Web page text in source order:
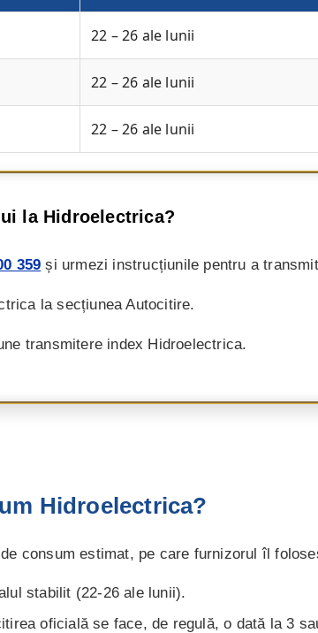
22 – 26 ale lunii
22 – 26 ale lunii
22 – 26 ale lunii
la Hidroelectrica?
359 și urmezi instrucțiunile pentru a
la secțiunea Autocitire.
transmitere index Hidroelectrica.
Hidroelectrica?
consum estimat, pe care furnizorul îl
stabilit (22-26 ale lunii).
oficială se face, de regulă, o dată la 3